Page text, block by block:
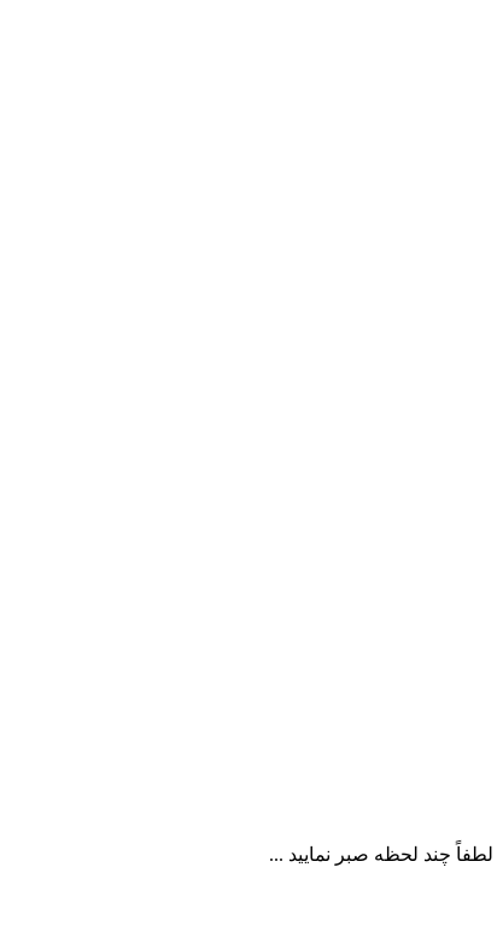
لطفاً چند لحظه صبر نمایید ...